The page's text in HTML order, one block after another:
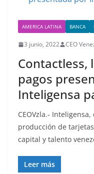
AMERICA LATINA BANCA
3 junio, 2022 CEO
Contactless,
pagos
Inteligensa
CEOVzla.-
producción de
capital y talento
Leer más